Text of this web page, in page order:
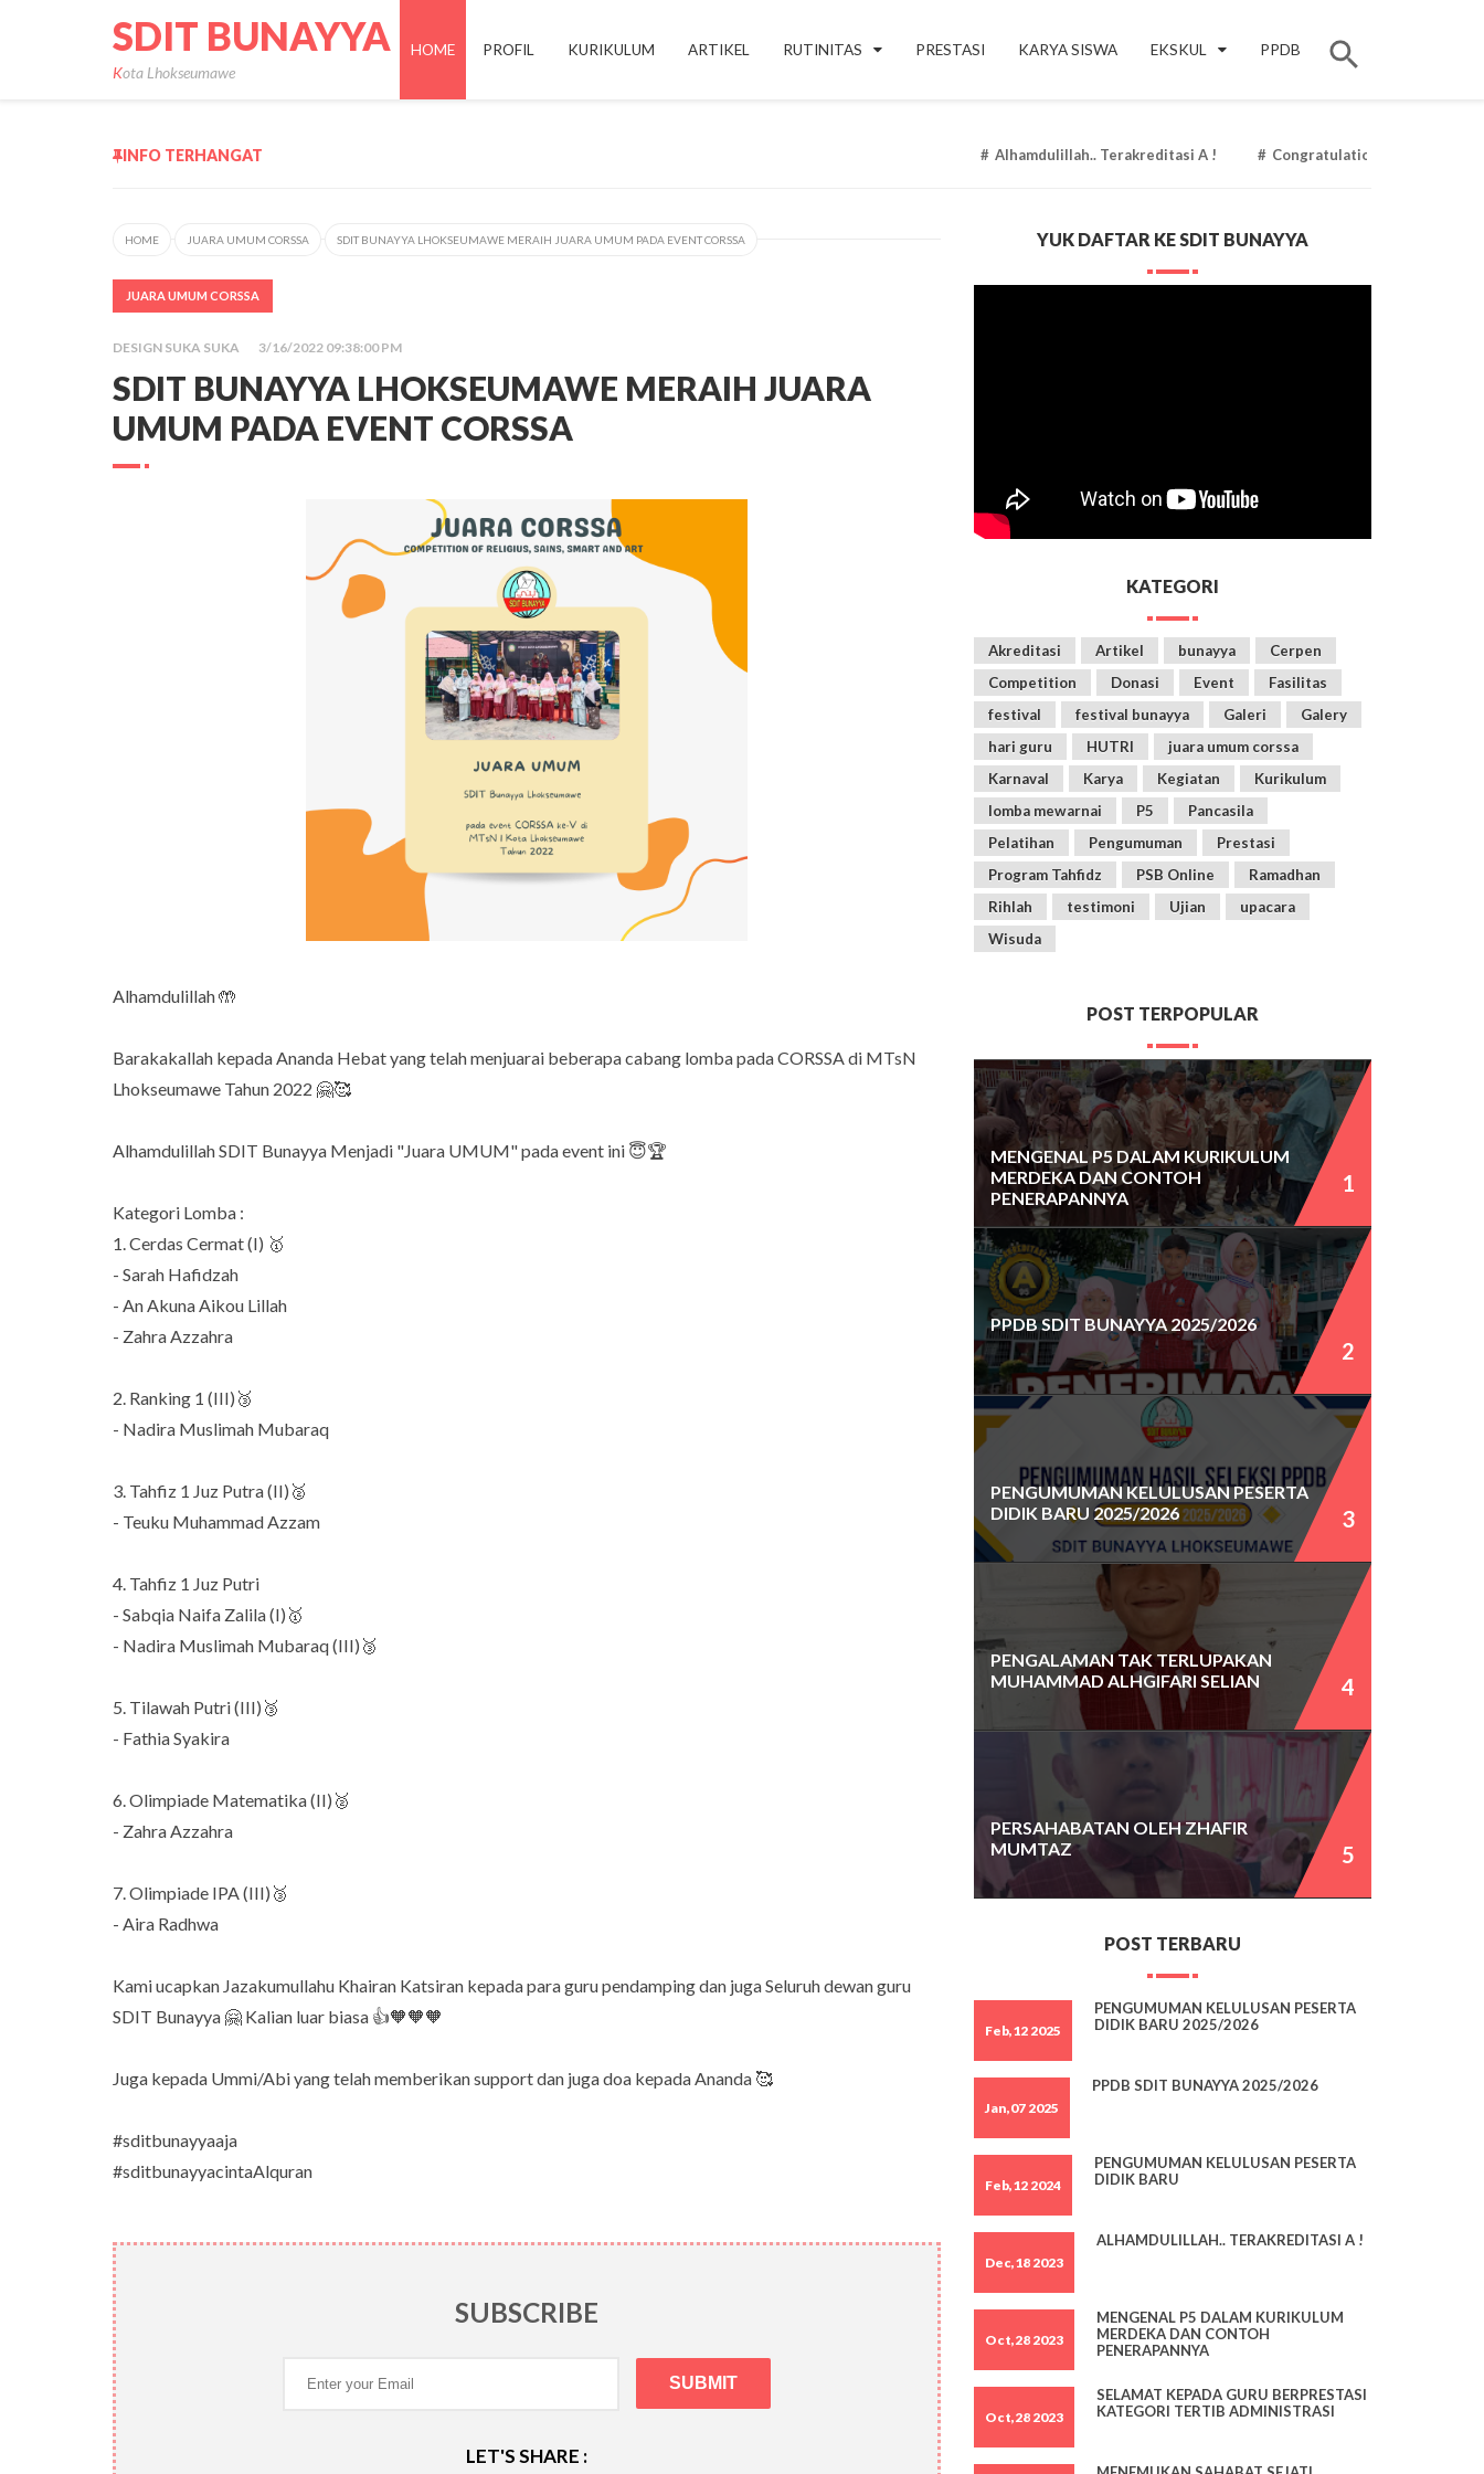
SDIT BUNAYYA
Kota Lhokseumawe
HOME PROFIL KURIKULUM ARTIKEL RUTINITAS PRESTASI KARYA SISWA EKSKUL PPDB
INFO TERHANGAT Alhamdulillah.. Terakreditasi A ! Congratulation !! Kak Khansa Abidah
HOME JUARA UMUM CORSSA SDIT BUNAYYA LHOKSEUMAWE MERAIH JUARA UMUM PADA EVENT CORSSA
JUARA UMUM CORSSA
DESIGN SUKA SUKA 3/16/2022 09:38:00 PM
SDIT BUNAYYA LHOKSEUMAWE MERAIH JUARA
UMUM PADA EVENT CORSSA
Alhamdulillah 🤲
Barakakallah kepada Ananda Hebat yang telah menjuarai beberapa cabang lomba pada CORSSA di MTsN
Lhokseumawe Tahun 2022 🤗🥰
Alhamdulillah SDIT Bunayya Menjadi "Juara UMUM" pada event ini 😇🏆
Kategori Lomba :
1. Cerdas Cermat (I) 🥇
- Sarah Hafidzah
- An Akuna Aikou Lillah
- Zahra Azzahra
2. Ranking 1 (III)🥉
- Nadira Muslimah Mubaraq
3. Tahfiz 1 Juz Putra (II)🥈
- Teuku Muhammad Azzam
4. Tahfiz 1 Juz Putri
- Sabqia Naifa Zalila (I)🥇
- Nadira Muslimah Mubaraq (III)🥉
5. Tilawah Putri (III)🥉
- Fathia Syakira
6. Olimpiade Matematika (II)🥈
- Zahra Azzahra
7. Olimpiade IPA (III)🥉
- Aira Radhwa
Kami ucapkan Jazakumullahu Khairan Katsiran kepada para guru pendamping dan juga Seluruh dewan guru
SDIT Bunayya 🤗 Kalian luar biasa 👍🧡🧡🧡
Juga kepada Ummi/Abi yang telah memberikan support dan juga doa kepada Ananda 🥰
#sditbunayyaaja
#sditbunayyacintaAlquran
SUBSCRIBE
LET'S SHARE :
YUK DAFTAR KE SDIT BUNAYYA
KATEGORI
Akreditasi Artikel bunayya
Cerpen
Competition
Donasi Event
Fasilitas
festival
festival bunayya Galeri
Galery
hari guru
HUTRI
juara umum corssa
Karnaval
Karya Kegiatan
Kurikulum
lomba mewarnai
P5
Pancasila
Pelatihan
Pengumuman
Prestasi
Program Tahfidz
PSB Online
Ramadhan
Rihlah
testimoni Ujian
upacara
Wisuda
POST TERPOPULAR
MENGENAL P5 DALAM KURIKULUM
MERDEKA DAN CONTOH
PENERAPANNYA
PPDB SDIT BUNAYYA 2025/2026
PENGUMUMAN KELULUSAN PESERTA
DIDIK BARU 2025/2026
PENGALAMAN TAK TERLUPAKAN
MUHAMMAD ALHGIFARI SELIAN
PERSAHABATAN OLEH ZHAFIR
MUMTAZ
POST TERBARU
Feb,12 2025
PENGUMUMAN KELULUSAN PESERTA
DIDIK BARU 2025/2026
Jan,07 2025
PPDB SDIT BUNAYYA 2025/2026
Feb,12 2024
PENGUMUMAN KELULUSAN PESERTA
DIDIK BARU
Dec,18 2023
ALHAMDULILLAH.. TERAKREDITASI A !
Oct,28 2023
MENGENAL P5 DALAM KURIKULUM
MERDEKA DAN CONTOH
PENERAPANNYA
Oct,28 2023
SELAMAT KEPADA GURU BERPRESTASI
KATEGORI TERTIB ADMINISTRASI